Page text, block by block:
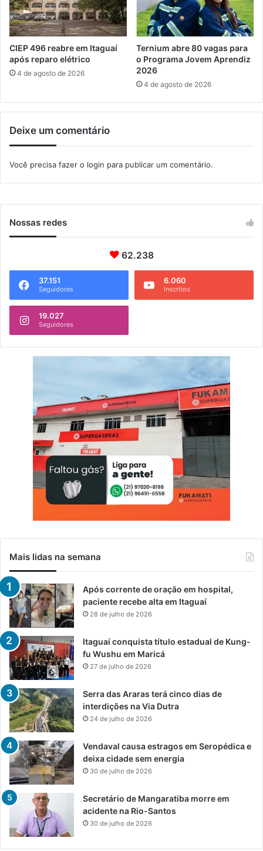
s
r
a
n
e
m
a
e
r
p
é
i
c
CIEP 496 reabre em Itaguaí
após reparo elétrico
4 de agosto de 2026
Ternium abre 80 vagas para
o Programa Jovem Aprendiz
2026
4 de agosto de 2026
Deixe um comentário
Você precisa fazer o login para publicar um comentário.
Nossas redes
62.238
37.151
Seguidores
6.060
Inscritos
19.027
Seguidores
Mais lidas na semana
Após corrente de oração em hospital,
paciente recebe alta em Itaguaí
28 de julho de 2026
Itaguaí conquista título estadual de Kung-
fu Wushu em Maricá
27 de julho de 2026
Serra das Araras terá cinco dias de
interdições na Via Dutra
24 de julho de 2026
Vendaval causa estragos em Seropédica e
deixa cidade sem energia
30 de julho de 2026
Secretário de Mangaratiba morre em
acidente na Rio-Santos
30 de julho de 2026